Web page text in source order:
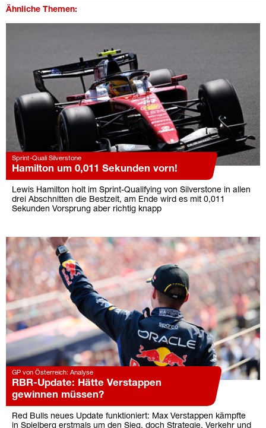
Ähnliche Themen:
Sprint-Quali Silverstone
Hamilton um 0,011 Sekunden vorn!
Lewis Hamilton holt im Sprint-Qualifying von Silverstone in allen
drei Abschnitten die Bestzeit, am Ende wird es mit 0,011
Sekunden Vorsprung aber richtig knapp
GP von Österreich: Analyse
RBR-Update: Hätte Verstappen
gewinnen müssen?
Red Bulls neues Update funktioniert: Max Verstappen kämpfte
in Spielberg erstmals um den Sieg, doch Strategie, Verkehr und